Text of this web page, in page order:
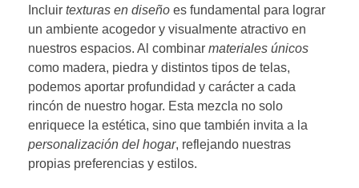
Incluir texturas en diseño es fundamental para lograr
un ambiente acogedor y visualmente atractivo en
nuestros espacios. Al combinar materiales únicos
como madera, piedra y distintos tipos de telas,
podemos aportar profundidad y carácter a cada
rincón de nuestro hogar. Esta mezcla no solo
enriquece la estética, sino que también invita a la
personalización del hogar, reflejando nuestras
propias preferencias y estilos.